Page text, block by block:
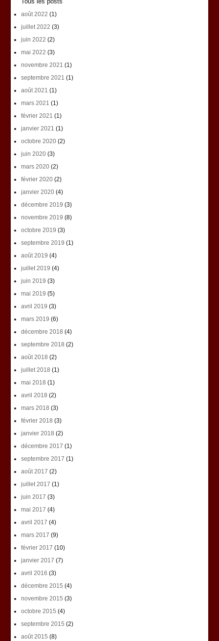
août 2022 (1)
juillet 2022 (3)
juin 2022 (2)
mai 2022 (3)
novembre 2021 (1)
septembre 2021 (1)
août 2021 (1)
mars 2021 (1)
février 2021 (1)
janvier 2021 (1)
octobre 2020(2)
juin 2020(3)
mars 2020(2)
février 2020(2)
janvier 2020(4)
décembre 2019 (3)
novembre 2019 (8)
octobre 2019 (3)
septembre 2019 (1)
août 2019 (4)
juillet 2019 (4)
juin 2019 (3)
mai 2019 (5)
avril 2019 (3)
mars 2019 (6)
décembre 2018 (4)
septembre 2018 (2)
août 2018 (2)
juillet 2018 (1)
mai 2018 (1)
avril 2018 (2)
mars 2018 (3)
février 2018 (3)
janvier 2018 (2)
décembre 2017 (1)
septembre 2017 (1)
août 2017 (2)
juillet 2017 (1)
juin 2017 (3)
mai 2017 (4)
avril 2017 (4)
mars 2017 (9)
février 2017 (10)
janvier 2017 (7)
avril 2016 (3)
décembre 2015 (4)
novembre 2015 (3)
octobre 2015 (4)
septembre 2015 (2)
août 2015 (8)